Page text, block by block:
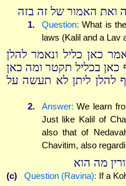
ואת האמור של זה בזה
1. Question: What is
laws (Kalil and a Lav
כאן כליל ונאמר להלן
כאן בכליל תקטר ומה כאן
להלן ליתן לא תעשה על
2. Answer: We learn
Just like Kalil of
also that of
Chavitim, also
מה הוא
(c) Question (Ravina): If a